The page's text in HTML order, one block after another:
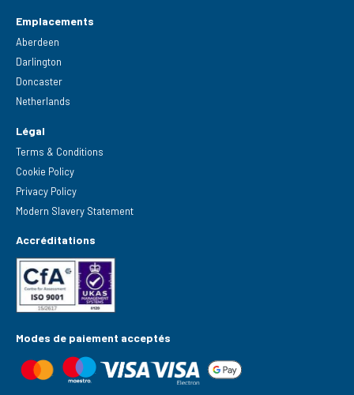
Emplacements
Aberdeen
Darlington
Doncaster
Netherlands
Légal
Terms & Conditions
Cookie Policy
Privacy Policy
Modern Slavery Statement
Accréditations
Modes de paiement acceptés